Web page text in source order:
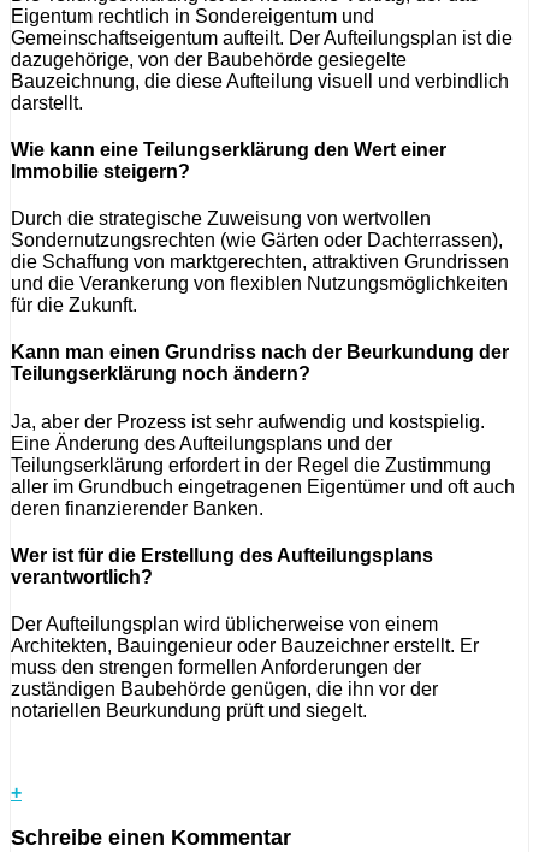
Eigentum rechtlich in Sondereigentum und
Gemeinschaftseigentum aufteilt. Der Aufteilungsplan ist die
dazugehörige, von der Baubehörde gesiegelte
Bauzeichnung, die diese Aufteilung visuell und verbindlich
darstellt.
Wie kann eine Teilungserklärung den Wert einer
Immobilie steigern?
Durch die strategische Zuweisung von wertvollen
Sondernutzungsrechten (wie Gärten oder Dachterrassen),
die Schaffung von marktgerechten, attraktiven Grundrissen
und die Verankerung von flexiblen Nutzungsmöglichkeiten
für die Zukunft.
Kann man einen Grundriss nach der Beurkundung der
Teilungserklärung noch ändern?
Ja, aber der Prozess ist sehr aufwendig und kostspielig.
Eine Änderung des Aufteilungsplans und der
Teilungserklärung erfordert in der Regel die Zustimmung
aller im Grundbuch eingetragenen Eigentümer und oft auch
deren finanzierender Banken.
Wer ist für die Erstellung des Aufteilungsplans
verantwortlich?
Der Aufteilungsplan wird üblicherweise von einem
Architekten, Bauingenieur oder Bauzeichner erstellt. Er
muss den strengen formellen Anforderungen der
zuständigen Baubehörde genügen, die ihn vor der
notariellen Beurkundung prüft und siegelt.
+
Schreibe einen Kommentar